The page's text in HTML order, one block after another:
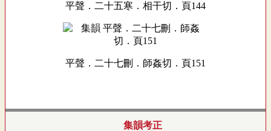
平聲．二十五寒．相干切．頁144
平聲．二十七刪．師姦切．頁151
集韻考正